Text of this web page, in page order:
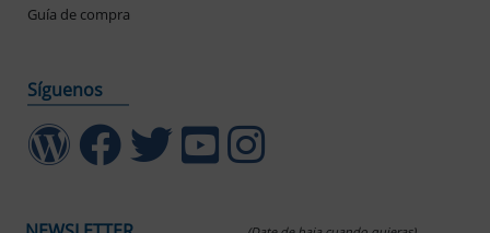
Guía de compra
Síguenos